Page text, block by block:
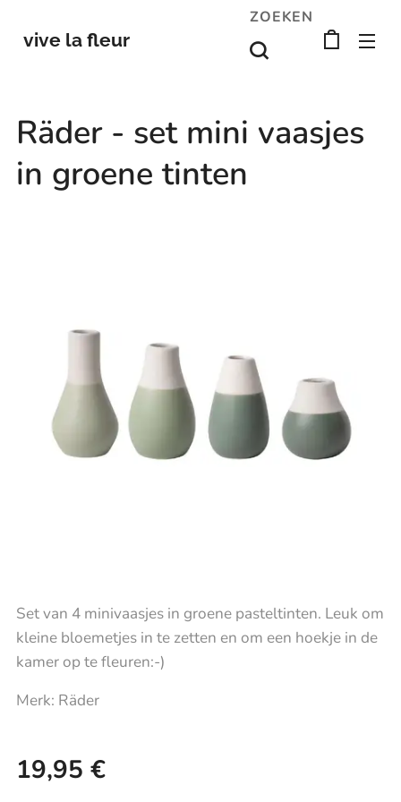
vive la fleur
ZOEKEN
Räder - set mini vaasjes
in groene tinten
Set van 4 minivaasjes in groene pasteltinten. Leuk om
kleine bloemetjes in te zetten en om een hoekje in de
kamer op te fleuren:-)
Merk: Räder
19,95 €